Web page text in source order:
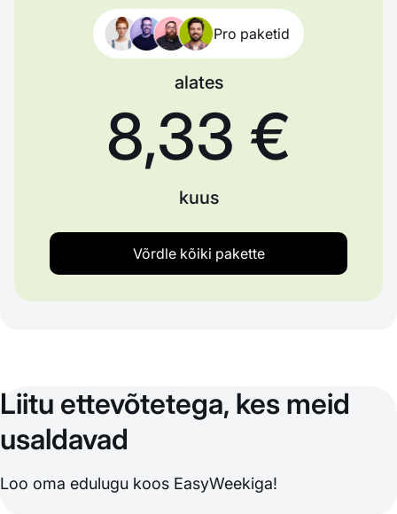
Pro paketid
alates
8,33 €
kuus
Võrdle kõiki pakette
Liitu ettevõtetega, kes meid
usaldavad
Loo oma edulugu koos EasyWeekiga!